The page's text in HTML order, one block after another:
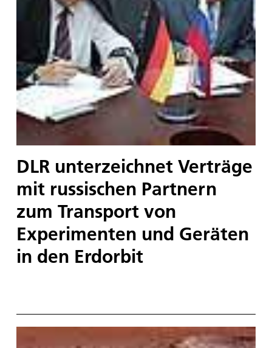
DLR unterzeichnet Verträge
mit russischen Partnern
zum Transport von
Experimenten und Geräten
in den Erdorbit